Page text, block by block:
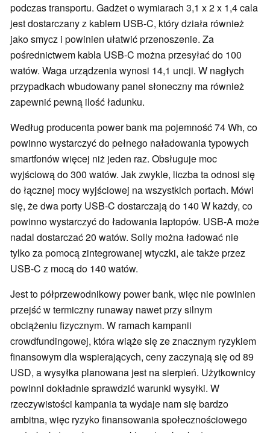
podczas transportu. Gadżet o wymiarach 3,1 x 2 x 1,4 cala
jest dostarczany z kablem USB-C, który działa również
jako smycz i powinien ułatwić przenoszenie. Za
pośrednictwem kabla USB-C można przesyłać do 100
watów. Waga urządzenia wynosi 14,1 uncji. W nagłych
przypadkach wbudowany panel słoneczny ma również
zapewnić pewną ilość ładunku.
Według producenta power bank ma pojemność 74 Wh, co
powinno wystarczyć do pełnego naładowania typowych
smartfonów więcej niż jeden raz. Obsługuje moc
wyjściową do 300 watów. Jak zwykle, liczba ta odnosi się
do łącznej mocy wyjściowej na wszystkich portach. Mówi
się, że dwa porty USB-C dostarczają do 140 W każdy, co
powinno wystarczyć do ładowania laptopów. USB-A może
nadal dostarczać 20 watów. Solly można ładować nie
tylko za pomocą zintegrowanej wtyczki, ale także przez
USB-C z mocą do 140 watów.
Jest to półprzewodnikowy power bank, więc nie powinien
przejść w termiczny runaway nawet przy silnym
obciążeniu fizycznym. W ramach kampanii
crowdfundingowej, która wiąże się ze znacznym ryzykiem
finansowym dla wspierających, ceny zaczynają się od 89
USD, a wysyłka planowana jest na sierpień. Użytkownicy
powinni dokładnie sprawdzić warunki wysyłki. W
rzeczywistości kampania ta wydaje nam się bardzo
ambitna, więc ryzyko finansowania społecznościowego